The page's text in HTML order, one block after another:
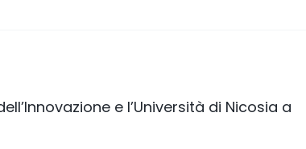
e l’Università di Nicosia a